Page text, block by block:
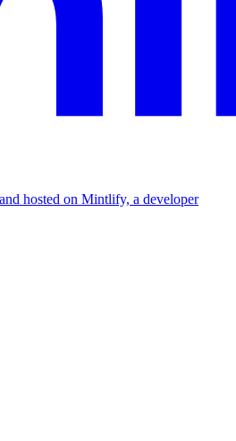
hosted on Mintlify, a developer